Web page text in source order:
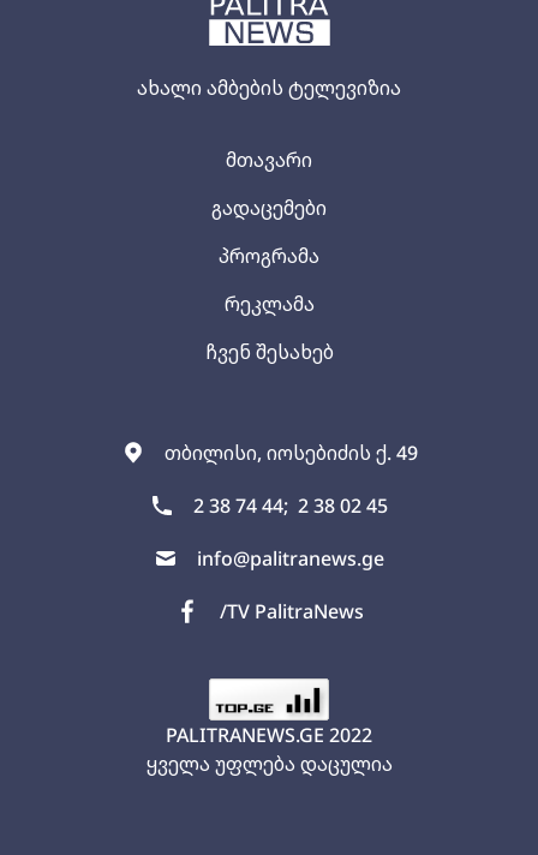
ახალი ამბების ტელევიზია
თბილისი, იოსებიძის ქ. 49
2 38 74 44; 2 38 02 45
info@palitranews.ge
/TV PalitraNews
მთავარი
გადაცემები
პროგრამა
რეკლამა
ჩვენ შესახებ
PALITRANEWS.GE 2022
ყველა უფლება დაცულია